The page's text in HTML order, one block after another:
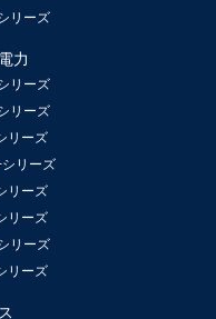
リーズ
力
リーズ
リーズ
リーズ
リーズ
リーズ
リーズ
リーズ
リーズ